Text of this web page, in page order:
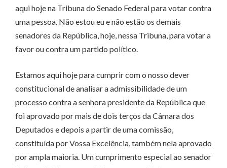
aqui hoje na Tribuna do Senado Federal para votar contra
uma pessoa. Não estou eu e não estão os demais
senadores da República, hoje, nessa Tribuna, para votar a
favor ou contra um partido político.
Estamos aqui hoje para cumprir com o nosso dever
constitucional de analisar a admissibilidade de um
processo contra a senhora presidente da República que
foi aprovado por mais de dois terços da Câmara dos
Deputados e depois a partir de uma comissão,
constituída por Vossa Excelência, também nela aprovado
por ampla maioria. Um cumprimento especial ao senador